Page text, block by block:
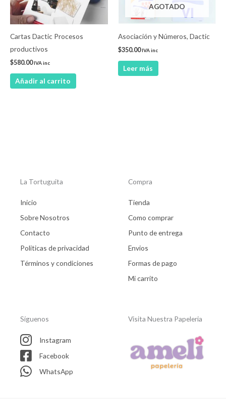
Cartas Dactic Procesos
productivos
$580.00IVA inc
Añadir al carrito
AGOTADO
Asociación y Números, Dactic
$350.00IVA inc
Leer más
La Tortuguita
Inicio
Sobre Nosotros
Contacto
Politicas de privacidad
Términos y condiciones
Compra
Tienda
Como comprar
Punto de entrega
Envios
Formas de pago
Mi carrito
Síguenos
Instagram
Facebook
WhatsApp
Visita Nuestra Papeleria